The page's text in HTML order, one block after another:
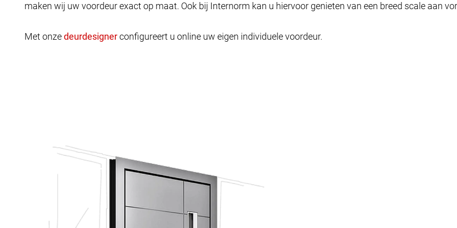
maken wij uw voordeur exact op maat. Ook bij Internorm kan u hiervoor genieten van een breed scale aan
Met onze configureert u online uw eigen individuele voordeur.